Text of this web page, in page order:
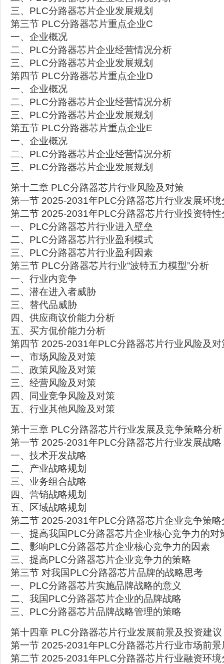
三、PLC分路器芯片企业发展规划
第三节 PLC分路器芯片重点企业C
一、企业概况
二、PLC分路器芯片企业经营情况分析
三、PLC分路器芯片企业发展规划
第四节 PLC分路器芯片重点企业D
一、企业概况
二、PLC分路器芯片企业经营情况分析
三、PLC分路器芯片企业发展规划
第五节 PLC分路器芯片重点企业E
一、企业概况
二、PLC分路器芯片企业经营情况分析
三、PLC分路器芯片企业发展规划
第十二章 PLC分路器芯片行业风险及对策
第一节 2025-2031年PLC分路器芯片行业发展环境
第二节 2025-2031年PLC分路器芯片行业投资特性
一、PLC分路器芯片行业进入壁垒
二、PLC分路器芯片行业盈利模式
三、PLC分路器芯片行业盈利因素
第三节 PLC分路器芯片行业“波特五力模型”分析
一、行业内竞争
二、潜在进入者威胁
三、替代品威胁
四、供应商议价能力分析
五、买方侃价能力分析
第四节 2025-2031年PLC分路器芯片行业风险及对
一、市场风险及对策
二、政策风险及对策
三、经营风险及对策
四、同业竞争风险及对策
五、行业其他风险及对策
第十三章 PLC分路器芯片行业发展及竞争策略分析
第一节 2025-2031年PLC分路器芯片行业发展战略
一、技术开发战略
二、产业战略规划
三、业务组合战略
四、营销战略规划
五、区域战略规划
第二节 2025-2031年PLC分路器芯片企业竞争策略
一、提高我国PLC分路器芯片企业核心竞争力的对
二、影响PLC分路器芯片企业核心竞争力的因素
三、提高PLC分路器芯片企业竞争力的策略
第三节 对我国PLC分路器芯片品牌的战略思考
一、PLC分路器芯片实施品牌战略的意义
二、我国PLC分路器芯片企业的品牌战略
三、PLC分路器芯片品牌战略管理的策略
第十四章 PLC分路器芯片行业发展前景及投资建议
第一节 2025-2031年PLC分路器芯片行业市场前景
第二节 2025-2031年PLC分路器芯片行业融资环境